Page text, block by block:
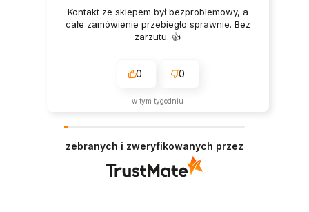
Kontakt ze sklepem był bezproblemowy, a
całe zamówienie przebiegło sprawnie. Bez
zarzutu. 👍️
0 0
w tym tygodniu
zebranych i zweryfikowanych przez